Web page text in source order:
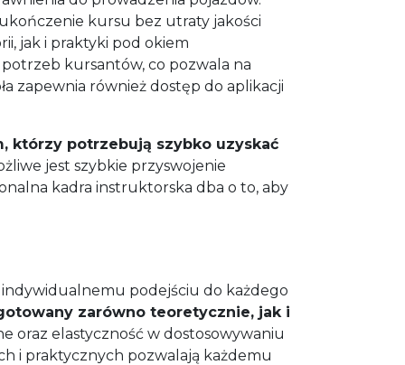
kursu bez utraty jakości
jak i praktyki pod okiem
kursantów, co pozwala na
zapewnia również dostęp do aplikacji
którzy potrzebują szybko uzyskać
jest szybkie przyswojenie
kadra instruktorska dba o to, aby
indywidualnemu podejściu do każdego
zarówno teoretycznie, jak i
oraz elastyczność w dostosowywaniu
i praktycznych pozwalają każdemu